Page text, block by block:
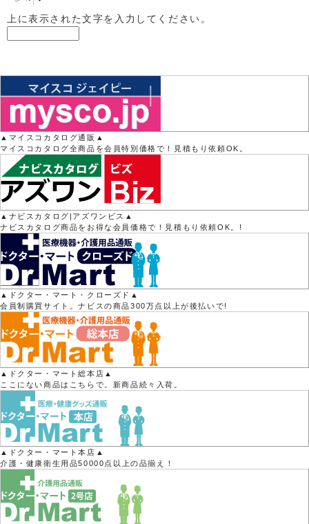
上に表示された文字を入力してください。
▲マイスコカタログ通販▲
マイスコカタログ全商品を会員特別価格で！見積もり依頼OK。
▲ナビスカタログ|アズワンビス▲
ナビスカタログ商品をお得な会員価格で！見積もり依頼OK。!
▲ドクター・マート・クローズド▲
会員制購買サイト。ナビスの商品300万点以上が後払いで!
▲ドクター・マート総本店▲
ここにない商品はこちらで。新商品続々入荷。
▲ドクター・マート本店▲
介護・健康衛生用品50000点以上の品揃え！